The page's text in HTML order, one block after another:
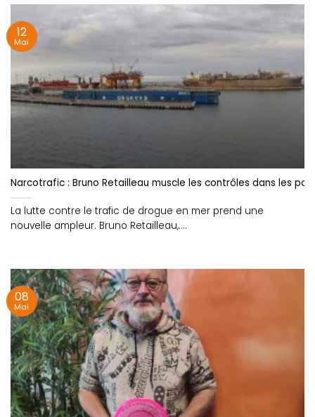
Narcotrafic : Bruno Retailleau muscle les contrôles dans les
La lutte contre le trafic de drogue en mer prend une
nouvelle ampleur. Bruno Retailleau,....
12
Mai
08
Mai